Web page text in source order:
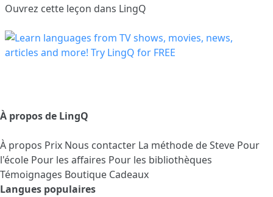
Ouvrez cette leçon dans LingQ
À propos de LingQ
À propos Prix Nous contacter La méthode de Steve Pour
l'école Pour les affaires Pour les bibliothèques
Témoignages Boutique Cadeaux
Langues populaires